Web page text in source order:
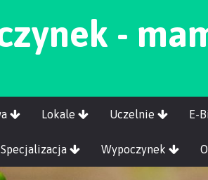
-
Lokale Uczelnie E-
Specjalizacja Wypoczynek